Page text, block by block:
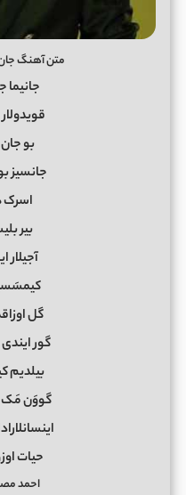
متن آهنگ
جانیما
بو جان
جانسیز
اسرک
بیر
آجیلار
گل
گور
بیلدیم
گووَن مَک
حیات
احمد